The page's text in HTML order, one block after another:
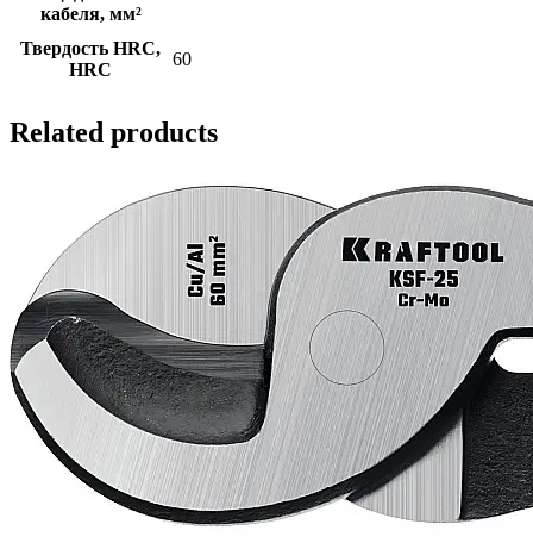
кабеля, мм²
Твердость HRC,
HRC
60
Related products